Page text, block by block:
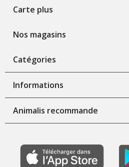
Carte plus
Nos magasins
Catégories
Informations
Animalis recommande